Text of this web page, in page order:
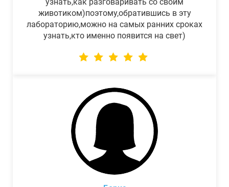
узнать,как разговаривать со своим
животиком)поэтому,обратившись в эту
лабораторию,можно на самых ранних сроках
узнать,кто именно появится на свет)